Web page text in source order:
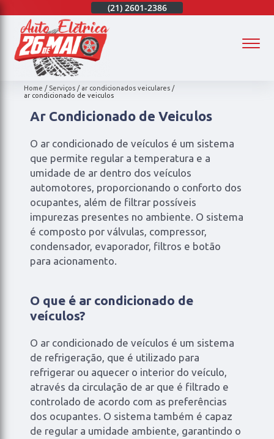
(21) 2601-2386
Home Serviços
ar condicionados veiculares
ar condicionado de veiculos
Ar Condicionado de Veiculos
O ar condicionado de veículos é um sistema
que permite regular a temperatura e a
umidade de ar dentro dos veículos
automotores, proporcionando o conforto dos
ocupantes, além de filtrar possíveis
impurezas presentes no ambiente. O sistema
é composto por válvulas, compressor,
condensador, evaporador, filtros e botão
para acionamento.
O que é ar condicionado de
veículos?
O ar condicionado de veículos é um sistema
de refrigeração, que é utilizado para
refrigerar ou aquecer o interior do veículo,
através da circulação de ar que é filtrado e
controlado de acordo com as preferências
dos ocupantes. O sistema também é capaz
de regular a umidade ambiente, garantindo o